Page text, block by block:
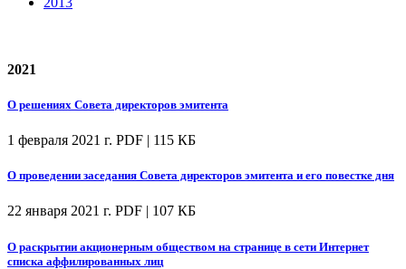
2021
О решениях Совета директоров эмитента
1 февраля 2021 г. PDF | 115 КБ
О проведении заседания Совета директоров эмитента и его повестке дня
22 января 2021 г. PDF | 107 КБ
О раскрытии акционерным обществом на странице в сети Интернет
списка аффилированных лиц